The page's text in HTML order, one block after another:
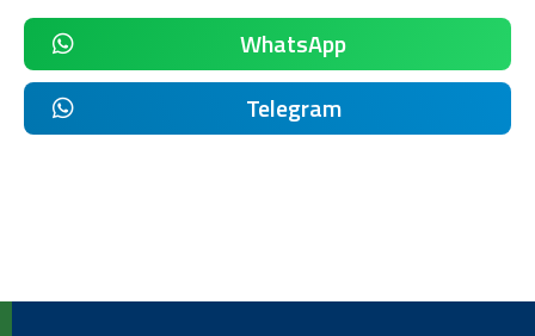
WhatsApp
Telegram